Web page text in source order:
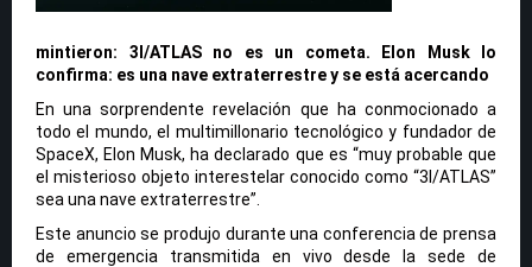
mintieron: 3I/ATLAS no es un cometa. Elon Musk lo
confirma: es una nave extraterrestre y se está acercando
En una sorprendente revelación que ha conmocionado a
todo el mundo, el multimillonario tecnológico y fundador de
SpaceX, Elon Musk, ha declarado que es “muy probable que
el misterioso objeto interestelar conocido como “3I/ATLAS”
sea una nave extraterrestre”.
Este anuncio se produjo durante una conferencia de prensa
de emergencia transmitida en vivo desde la sede de